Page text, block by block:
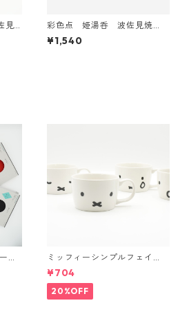
見
彩色点 姫湯呑 波佐見焼
【日本製】
¥1,540
ド
ミッフィーシンプルフェイ
ス マグ
¥704
20%OFF